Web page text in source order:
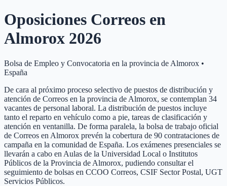
Oposiciones Correos en
Almorox 2026
Bolsa de Empleo y Convocatoria en la provincia de Almorox •
España
De cara al próximo proceso selectivo de puestos de distribución y
atención de Correos en la provincia de Almorox, se contemplan 34
vacantes de personal laboral. La distribución de puestos incluye
tanto el reparto en vehículo como a pie, tareas de clasificación y
atención en ventanilla. De forma paralela, la bolsa de trabajo oficial
de Correos en Almorox prevén la cobertura de 90 contrataciones de
campaña en la comunidad de España. Los exámenes presenciales se
llevarán a cabo en Aulas de la Universidad Local o Institutos
Públicos de la Provincia de Almorox, pudiendo consultar el
seguimiento de bolsas en CCOO Correos, CSIF Sector Postal, UGT
Servicios Públicos.